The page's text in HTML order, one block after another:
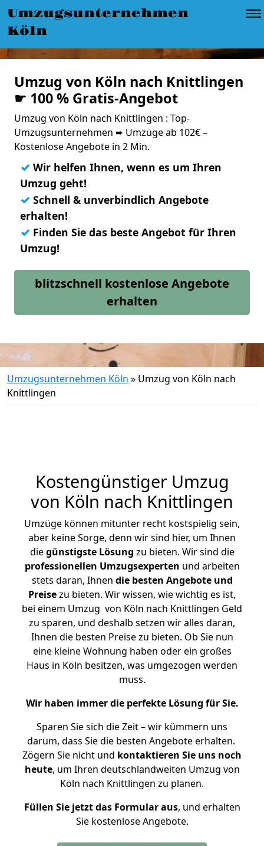
Umzugsunternehmen
Köln
Umzug von Köln nach Knittlingen
☛ 100 % Gratis-Angebot
Umzug von Köln nach Knittlingen : Top-
Umzugsunternehmen ➨ Umzüge ab 102€ –
Kostenlose Angebote in 2 Min.
✓ Wir helfen Ihnen, wenn es um Ihren
Umzug geht!
✓ Schnell & unverbindlich Angebote
erhalten!
✓ Finden Sie das beste Angebot für Ihren
Umzug!
blitzschnell kostenlose Angebote
erhalten
Umzugsunternehmen Köln » Umzug von Köln nach
Knittlingen
Kostengünstiger Umzug
von Köln nach Knittlingen
Umzüge können mitunter recht kostspielig sein,
aber keine Sorge, denn wir sind hier, um Ihnen
diegünstigste Lösung zu bieten. Wir sind die
professionellen Umzugsexperten und arbeiten
stets daran, Ihnen die besten Angebote und
Preisezu bieten. Wir wissen, wie wichtig es ist,
bei einem Umzug von Köln nach Knittlingen Geld
zu sparen, und deshalb setzen wir alles daran,
Ihnen die besten Preise zu bieten. Ob Sie nun
eine kleine Wohnung haben oder ein großes
Haus in Köln besitzen, was umgezogen werden
muss.
Wir haben immer die perfekte Lösung für Sie.
Sparen Sie sich die Zeit – wir kümmern uns
darum, dass Sie die besten Angebote erhalten.
Zögern Sie nicht und kontaktieren Sie uns noch
heute, um Ihren deutschlandweiten Umzug von
Köln nach Knittlingen zu planen.
Füllen Sie jetzt das Formular aus, und erhalten
Sie kostenlose Angebote.